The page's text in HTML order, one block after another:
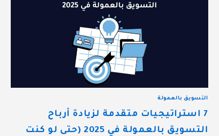
التسويق بالعمولة
7 استراتيجيات متقدمة لزيادة أرباح
التسويق بالعمولة في 2025 (حتى لو كنت